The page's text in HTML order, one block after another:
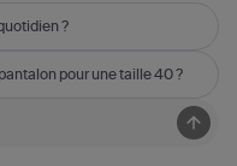
?
pour une taille 40 ?